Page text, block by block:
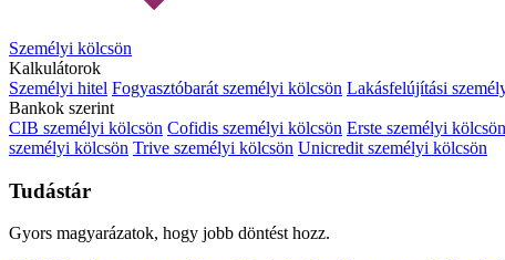
Személyi kölcsön
Kalkulátorok
Személyi hitel Fogyasztóbarát személyi kölcsön Lakásfelújítási
Bankok szerint
CIB személyi kölcsön Cofidis személyi kölcsön Erste személyi kölcsön
személyi kölcsön Trive személyi kölcsön Unicredit személyi kölcsön
Tudástár
Gyors magyarázatok, hogy jobb döntést hozz.